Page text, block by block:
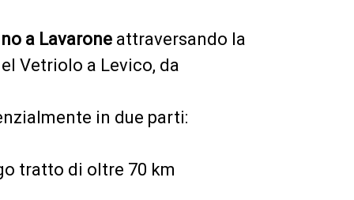
a Lavarone attraversando la
Vetriolo a Levico, da
in due parti:
tratto di oltre 70 km